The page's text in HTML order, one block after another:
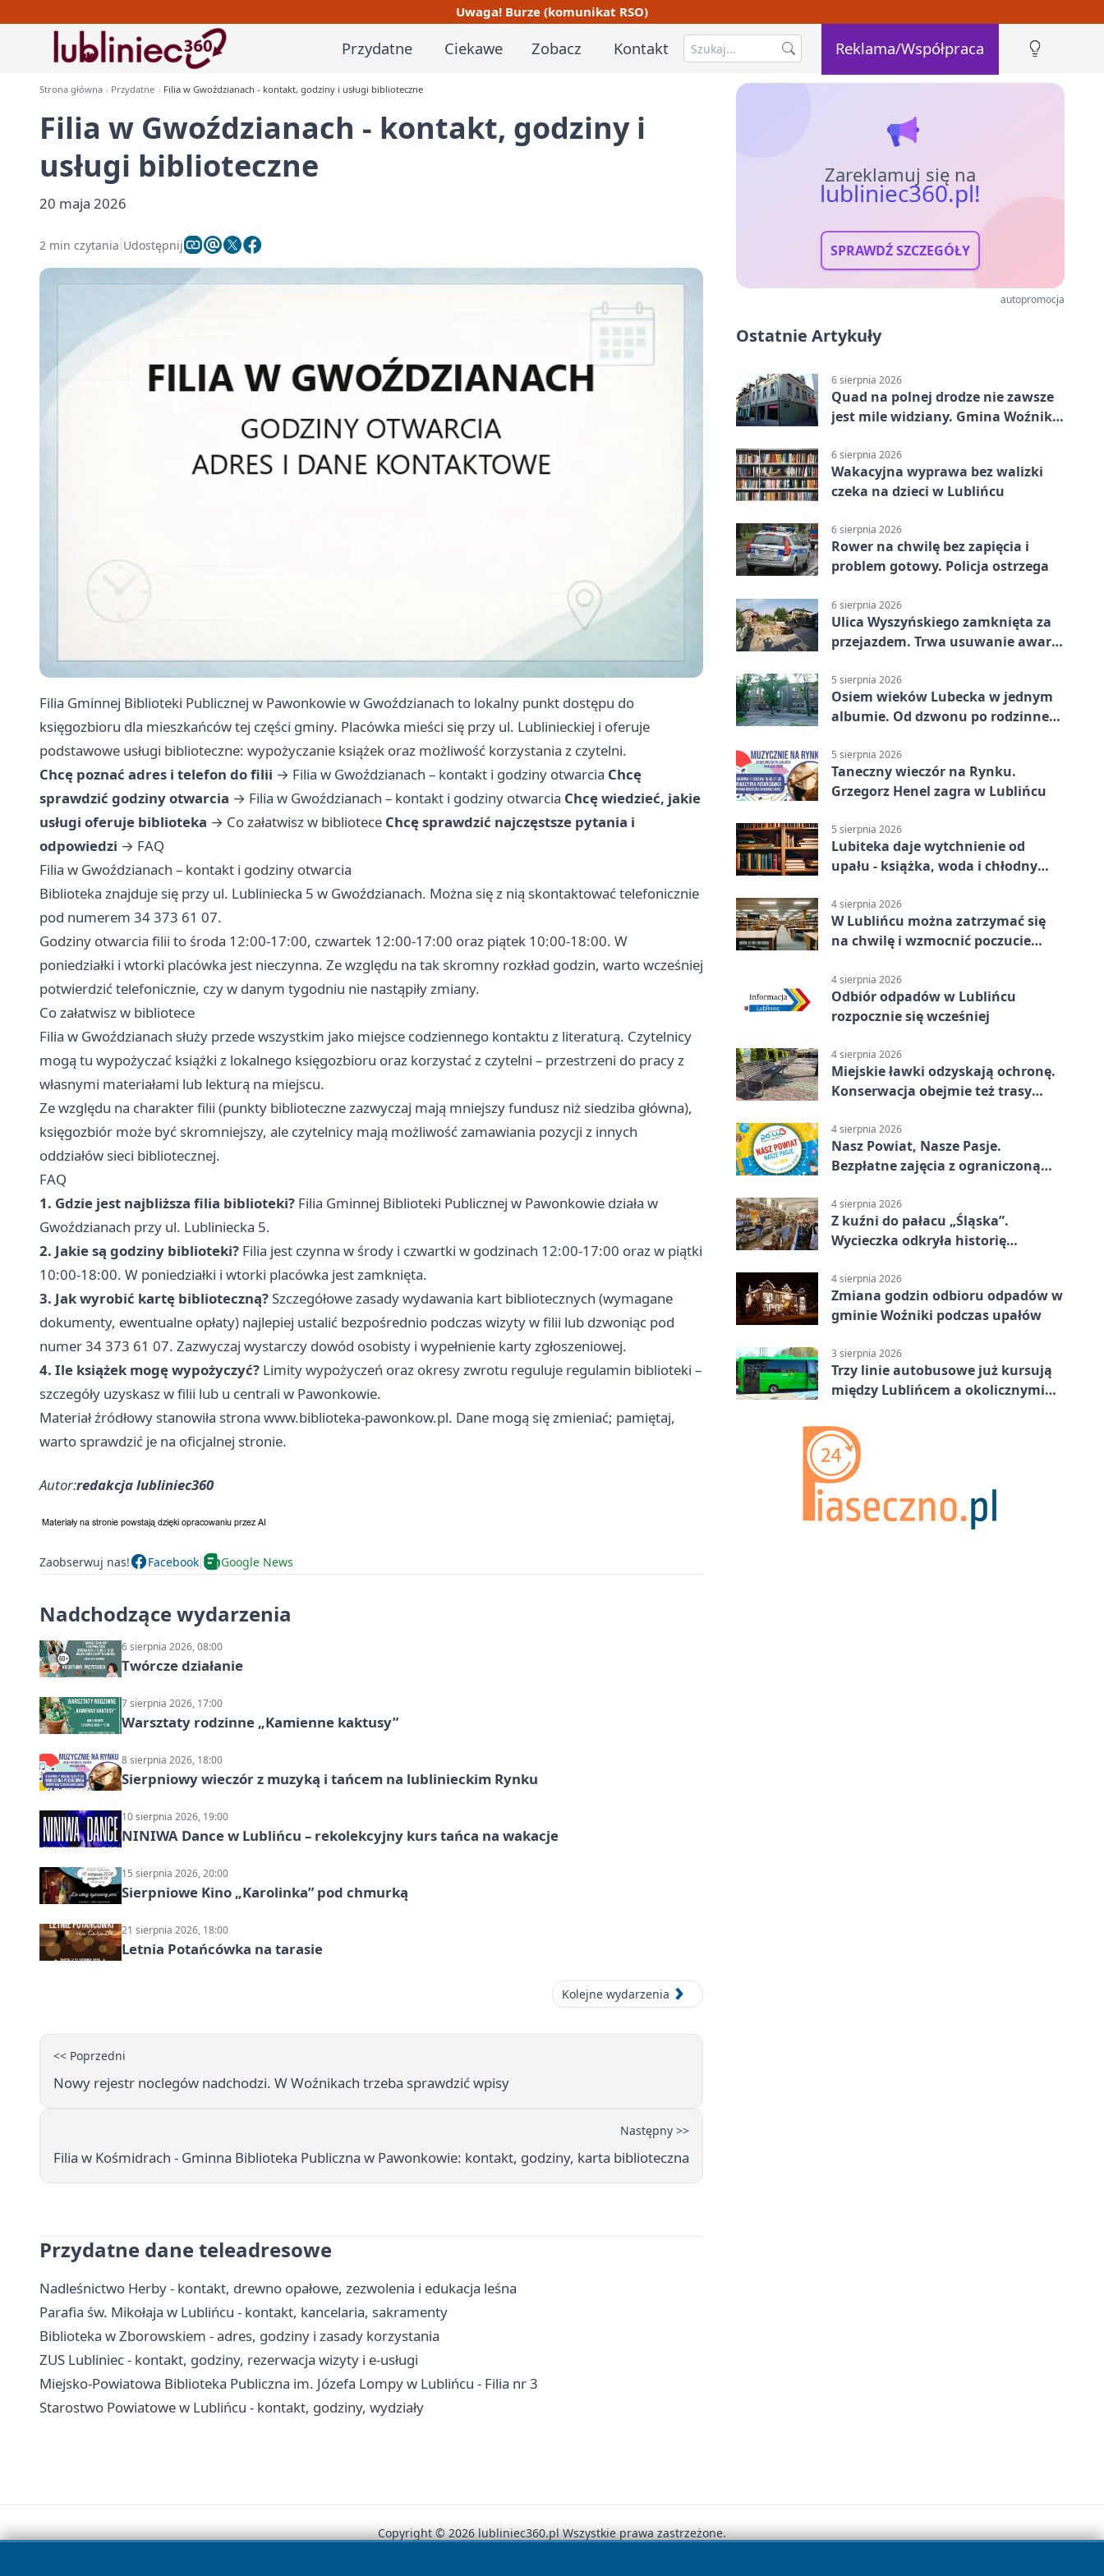
Uwaga! Burze (komunikat RSO)
Przydatne Ciekawe Zobacz Kontakt Reklama/Współpraca
Strona główna Przydatne Filia w Gwoździanach - kontakt, godziny i usługi biblioteczne
Filia w Gwoździanach - kontakt, godziny i
usługi biblioteczne
20 maja 2026
2 min czytania Udostępnij
Filia Gminnej Biblioteki Publicznej w Pawonkowie w Gwoździanach to lokalny punkt dostępu do
księgozbioru dla mieszkańców tej części gminy. Placówka mieści się przy ul. Lublinieckiej i oferuje
podstawowe usługi biblioteczne: wypożyczanie książek oraz możliwość korzystania z czytelni.
Chcę poznać adres i telefon do filii → Filia w Gwoździanach – kontakt i godziny otwarcia Chcę
sprawdzić godziny otwarcia → Filia w Gwoździanach – kontakt i godziny otwarcia Chcę wiedzieć, jakie
usługi oferuje biblioteka → Co załatwisz w bibliotece Chcę sprawdzić najczęstsze pytania i
odpowiedzi → FAQ
Filia w Gwoździanach – kontakt i godziny otwarcia
Biblioteka znajduje się przy ul. Lubliniecka 5 w Gwoździanach. Można się z nią skontaktować telefonicznie
pod numerem 34 373 61 07.
Godziny otwarcia filii to środa 12:00-17:00, czwartek 12:00-17:00 oraz piątek 10:00-18:00. W
poniedziałki i wtorki placówka jest nieczynna. Ze względu na tak skromny rozkład godzin, warto wcześniej
potwierdzić telefonicznie, czy w danym tygodniu nie nastąpiły zmiany.
Co załatwisz w bibliotece
Filia w Gwoździanach służy przede wszystkim jako miejsce codziennego kontaktu z literaturą. Czytelnicy
mogą tu wypożyczać książki z lokalnego księgozbioru oraz korzystać z czytelni – przestrzeni do pracy z
własnymi materiałami lub lekturą na miejscu.
Ze względu na charakter filii (punkty biblioteczne zazwyczaj mają mniejszy fundusz niż siedziba główna),
księgozbiór może być skromniejszy, ale czytelnicy mają możliwość zamawiania pozycji z innych
oddziałów sieci bibliotecznej.
FAQ
1. Gdzie jest najbliższa filia biblioteki? Filia Gminnej Biblioteki Publicznej w Pawonkowie działa w
Gwoździanach przy ul. Lubliniecka 5.
2. Jakie są godziny biblioteki? Filia jest czynna w środy i czwartki w godzinach 12:00-17:00 oraz w piątki
10:00-18:00. W poniedziałki i wtorki placówka jest zamknięta.
3. Jak wyrobić kartę biblioteczną?Szczegółowe zasady wydawania kart bibliotecznych (wymagane
dokumenty, ewentualne opłaty) najlepiej ustalić bezpośrednio podczas wizyty w filii lub dzwoniąc pod
numer 34 373 61 07. Zazwyczaj wystarczy dowód osobisty i wypełnienie karty zgłoszeniowej.
4. Ile książek mogę wypożyczyć? Limity wypożyczeń oraz okresy zwrotu reguluje regulamin biblioteki –
szczegóły uzyskasz w filii lub u centrali w Pawonkowie.
Materiał źródłowy stanowiła strona www.biblioteka-pawonkow.pl. Dane mogą się zmieniać; pamiętaj,
warto sprawdzić je na oficjalnej stronie.
Autor:redakcja lubliniec360
Zaobserwuj nas! Facebook Google News
Nadchodzące wydarzenia
6 sierpnia 2026, 08:00
Twórcze działanie
7 sierpnia 2026, 17:00
Warsztaty rodzinne „Kamienne kaktusy”
8 sierpnia 2026, 18:00
Sierpniowy wieczór z muzyką i tańcem na lublinieckim Rynku
10 sierpnia 2026, 19:00
NINIWA Dance w Lublińcu – rekolekcyjny kurs tańca na wakacje
15 sierpnia 2026, 20:00
Sierpniowe Kino „Karolinka” pod chmurką
21 sierpnia 2026, 18:00
Letnia Potańcówka na tarasie
Kolejne wydarzenia
<< Poprzedni
Nowy rejestr noclegów nadchodzi. W Woźnikach trzeba sprawdzić wpisy
Następny >>
Filia w Kośmidrach - Gminna Biblioteka Publiczna w Pawonkowie: kontakt, godziny, karta biblioteczna
Przydatne dane teleadresowe
Nadleśnictwo Herby - kontakt, drewno opałowe, zezwolenia i edukacja leśna
Parafia św. Mikołaja w Lublińcu - kontakt, kancelaria, sakramenty
Biblioteka w Zborowskiem - adres, godziny i zasady korzystania
ZUS Lubliniec - kontakt, godziny, rezerwacja wizyty i e-usługi
Miejsko-Powiatowa Biblioteka Publiczna im. Józefa Lompy w Lublińcu - Filia nr 3
Starostwo Powiatowe w Lublińcu - kontakt, godziny, wydziały
Zareklamuj się na
lubliniec360.pl!
SPRAWDŹ SZCZEGÓŁY
autopromocja
Ostatnie Artykuły
6 sierpnia 2026
Quad na polnej drodze nie zawsze
jest mile widziany. Gmina Woźniki
6 sierpnia 2026
Wakacyjna wyprawa bez walizki
czeka na dzieci w Lublińcu
6 sierpnia 2026
Rower na chwilę bez zapięcia i
problem gotowy. Policja ostrzega
6 sierpnia 2026
Ulica Wyszyńskiego zamknięta za
przejazdem. Trwa usuwanie awarii
5 sierpnia 2026
Osiem wieków Lubecka w jednym
albumie. Od dzwonu po rodzinne
5 sierpnia 2026
Taneczny wieczór na Rynku.
Grzegorz Henel zagra w Lublińcu
5 sierpnia 2026
Lubiteka daje wytchnienie od
upału - książka, woda i chłodny
4 sierpnia 2026
W Lublińcu można zatrzymać się
na chwilę i wzmocnić poczucie
4 sierpnia 2026
Odbiór odpadów w Lublińcu
rozpocznie się wcześniej
4 sierpnia 2026
Miejskie ławki odzyskają ochronę.
Konserwacja obejmie też trasy
4 sierpnia 2026
Nasz Powiat, Nasze Pasje.
Bezpłatne zajęcia z ograniczoną
4 sierpnia 2026
Z kuźni do pałacu „Śląska”.
Wycieczka odkryła historię
4 sierpnia 2026
Zmiana godzin odbioru odpadów w
gminie Woźniki podczas upałów
3 sierpnia 2026
Trzy linie autobusowe już kursują
między Lublińcem a okolicznymi
Copyright © 2026 lubliniec360.pl Wszystkie prawa zastrzeżone.